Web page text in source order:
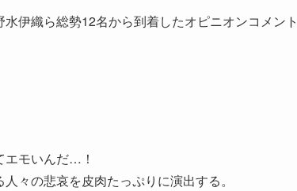
伊織ら総勢12名から到着したオピニオンコメント
エモいんだ…！
々の悲哀を皮肉たっぷりに演出する。